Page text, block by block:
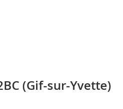
(Gif-sur-Yvette)